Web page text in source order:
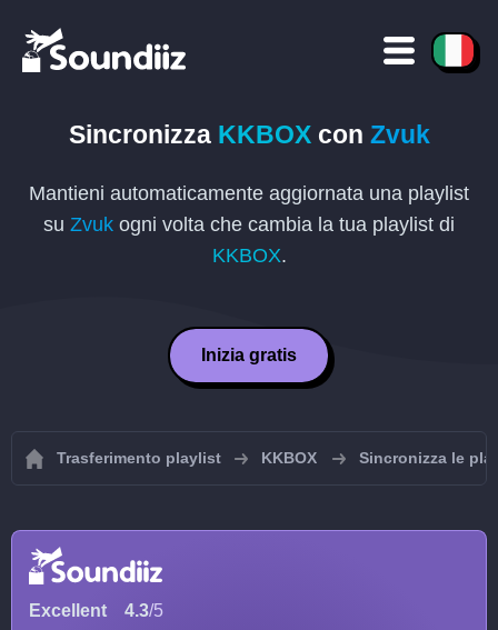
Sincronizza KKBOXcon Zvuk
Mantieni automaticamente aggiornata una playlist
su Zvuk ogni volta che cambia la tua playlist di
KKBOX.
Inizia gratis
Trasferimento playlist KKBOX Sincronizza le
Excellent 4.3/5